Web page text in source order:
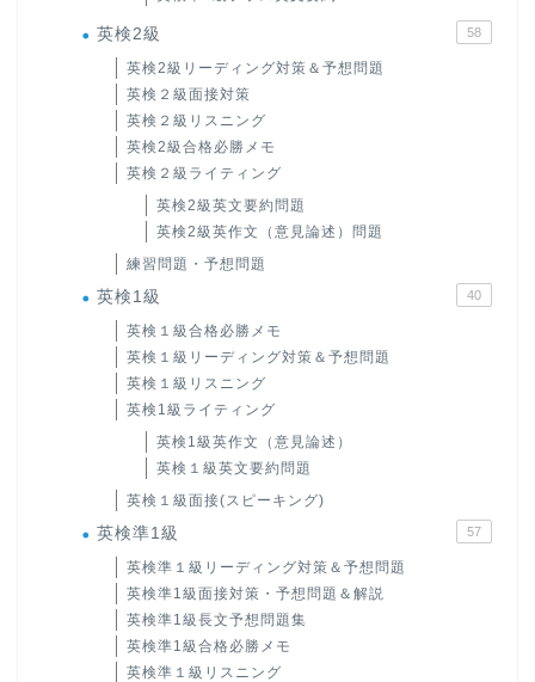
英検2級 58
英検2級リーディング対策＆予想問題
英検２級面接対策
英検２級リスニング
英検2級合格必勝メモ
英検２級ライティング
英検2級英文要約問題
英検2級英作文（意見論述）問題
練習問題・予想問題
英検1級 40
英検１級合格必勝メモ
英検１級リーディング対策＆予想問題
英検１級リスニング
英検1級ライティング
英検1級英作文（意見論述）
英検１級英文要約問題
英検１級面接(スピーキング)
英検準1級 57
英検準１級リーディング対策＆予想問題
英検準1級面接対策・予想問題＆解説
英検準1級長文予想問題集
英検準1級合格必勝メモ
英検準１級リスニング